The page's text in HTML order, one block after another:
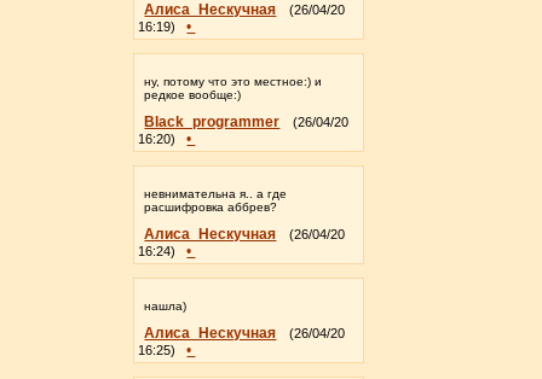
Алиса_Нескучная
(26/04/20
16:19)
•
ну, потому что это местное:) и
редкое вообще:)
Black_programmer
(26/04/20
16:20)
•
невнимательна я.. а где
расшифровка аббрев?
Алиса_Нескучная
(26/04/20
16:24)
•
нашла)
Алиса_Нескучная
(26/04/20
16:25)
•